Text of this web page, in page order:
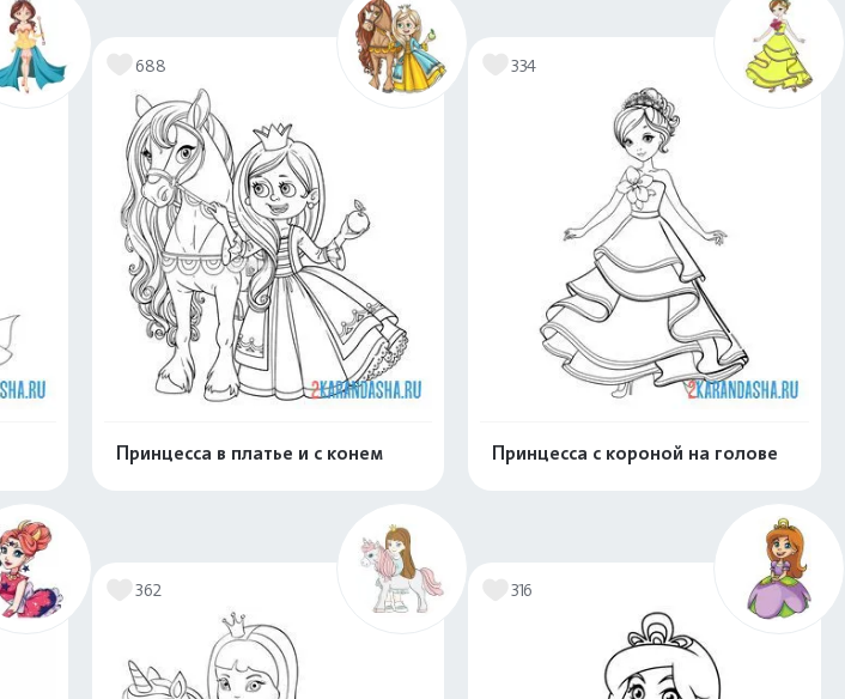
688
Принцесса в платье и с конем
Распечатать и скачать
334
Принцесса с короной на голове
362 316